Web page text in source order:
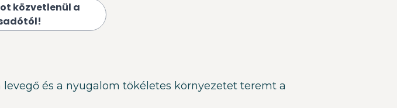
közvetlenül a
és a nyugalom tökéletes környezetet teremt a